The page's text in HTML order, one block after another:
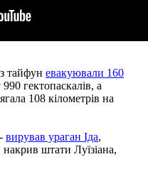
тайфун евакуювали 160
гектопаскалів, а
108 кілометрів на
вирував ураган Іда,
штати Луїзіана,